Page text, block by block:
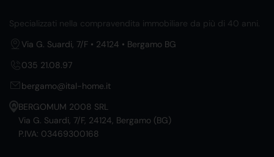
Specializzati nella compravendita immobiliare da più di 40 anni.
Via G. Suardi, 7/F • 24124 • Bergamo BG
035 21.08.97
bergamo@ital-home.it
BERGOMUM 2008 SRL
Via G. Suardi, 7/F, 24124, Bergamo (BG)
P.IVA: 03469300168